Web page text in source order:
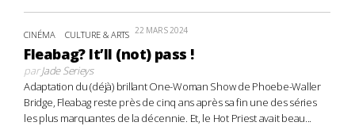
CINÉMA CULTURE & ARTS 22 MARS 2024
Fleabag? It’ll (not) pass !
parJade Serieys
Adaptation du (déjà) brillant One-Woman Show de Phoebe-Waller
Bridge, Fleabag reste près de cinq ans après sa fin une des séries
les plus marquantes de la décennie. Et, le Hot Priest avait beau...